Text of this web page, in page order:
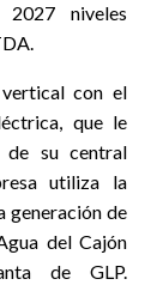
2027 niveles
con el
que le
de su central
utiliza la
generación de
del Cajón
de GLP.